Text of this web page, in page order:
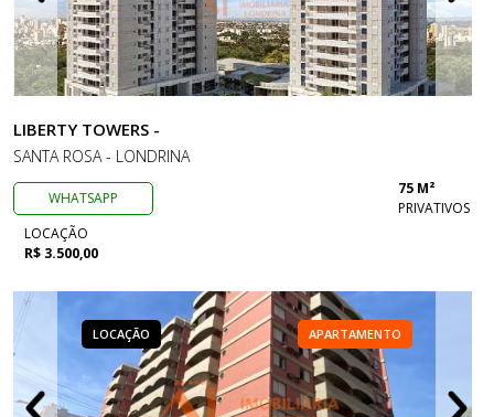
LIBERTY TOWERS -
SANTA ROSA - LONDRINA
WHATSAPP
75 M²
PRIVATIVOS
LOCAÇÃO
R$ 3.500,00
LOCAÇÃO APARTAMENTO